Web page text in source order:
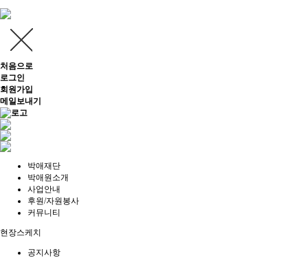
처음으로
로그인
회원가입
메일보내기
박애재단
박애원소개
사업안내
후원/자원봉사
커뮤니티
현장스케치
공지사항